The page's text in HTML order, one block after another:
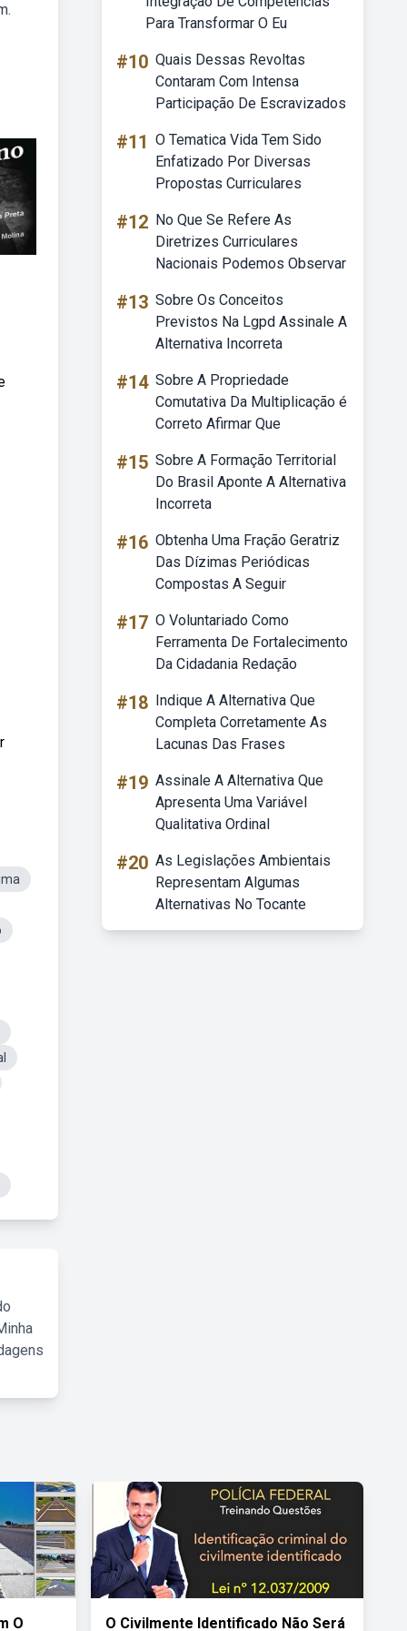
Para Transformar O Eu
#10 Quais Dessas Revoltas
Contaram Com Intensa
Participação De Escravizados
#11 O Tematica Vida Tem Sido
Enfatizado Por Diversas
Propostas Curriculares
#12 No Que Se Refere As
Diretrizes Curriculares
Nacionais Podemos Observar
#13 Sobre Os Conceitos
Previstos Na Lgpd Assinale A
Alternativa Incorreta
#14 Sobre A Propriedade
Comutativa Da Multiplicação é
Correto Afirmar Que
#15 Sobre A Formação Territorial
Do Brasil Aponte A Alternativa
Incorreta
#16 Obtenha Uma Fração Geratriz
Das Dízimas Periódicas
Compostas A Seguir
#17 O Voluntariado Como
Ferramenta De Fortalecimento
Da Cidadania Redação
#18 Indique A Alternativa Que
Completa Corretamente As
Lacunas Das Frases
#19 Assinale A Alternativa Que
Apresenta Uma Variável
Qualitativa Ordinal
#20 As Legislações Ambientais
Representam Algumas
Alternativas No Tocante
O O Civilmente Identificado Não Será